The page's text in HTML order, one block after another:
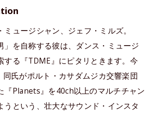
ュージシャン、ジェフ・ミルズ。
」を自称する彼は、ダンス・ミュージ
する『TDME』にピタリときます。今
同氏がポルト・カサダムジカ交響楽団
『Planets』を40ch以上のマルチチャン
うという、壮大なサウンド・インスタ